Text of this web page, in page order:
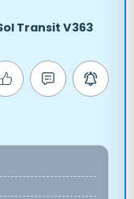
Transit V363